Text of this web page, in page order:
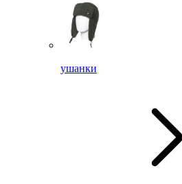
ушанки